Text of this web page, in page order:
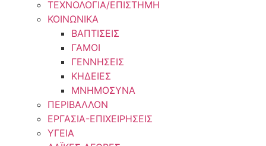
ΤΕΧΝΟΛΟΓΙΑ/ΕΠΙΣΤΗΜΗ
ΚΟΙΝΩΝΙΚΑ
ΒΑΠΤΙΣΕΙΣ
ΓΑΜΟΙ
ΓΕΝΝΗΣΕΙΣ
ΚΗΔΕΙΕΣ
ΜΝΗΜΟΣΥΝΑ
ΠΕΡΙΒΑΛΛΟΝ
ΕΡΓΑΣΙΑ-ΕΠΙΧΕΙΡΗΣΕΙΣ
ΥΓΕΙΑ